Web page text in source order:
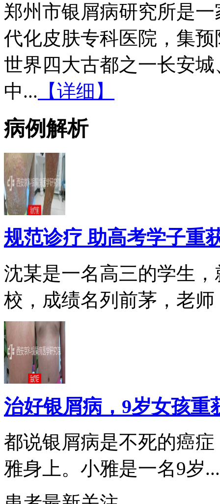
郑州市银屑病研究所是
代化皮肤专科医院，集
世界四大古都之一长安
中... 【详细】
病例解析
规范诊疗 助高考学子重
沈某是一名高三的学生
校，成绩名列前茅，老师
治好银屑病，9岁女孩重
都说银屑病是不死的癌
雅身上。小雅是一名9岁...